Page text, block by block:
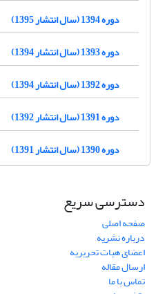
دوره 1394 (سال انتشار 1395)
دوره 1393 (سال انتشار 1394)
دوره 1392 (سال انتشار 1394)
دوره 1391 (سال انتشار 1392)
دوره 1390 (سال انتشار 1391)
دسترسی سریع
صفحه اصلی
درباره نشریه
اعضای هیات تحریریه
ارسال مقاله
تماس با ما